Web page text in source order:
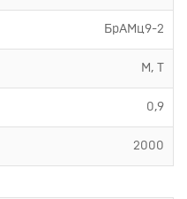
БрАМц9-2
М, Т
0,9
2000